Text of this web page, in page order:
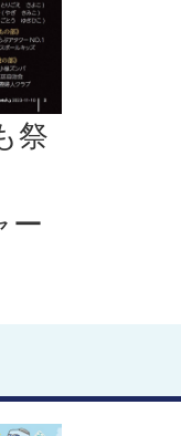
祭
ー